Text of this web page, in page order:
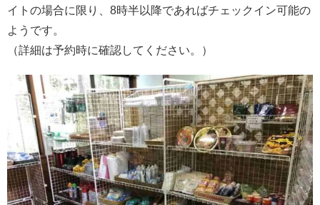
イトの場合に限り、8時半以降であればチェックイン可能の
ようです。
（詳細は予約時に確認してください。）